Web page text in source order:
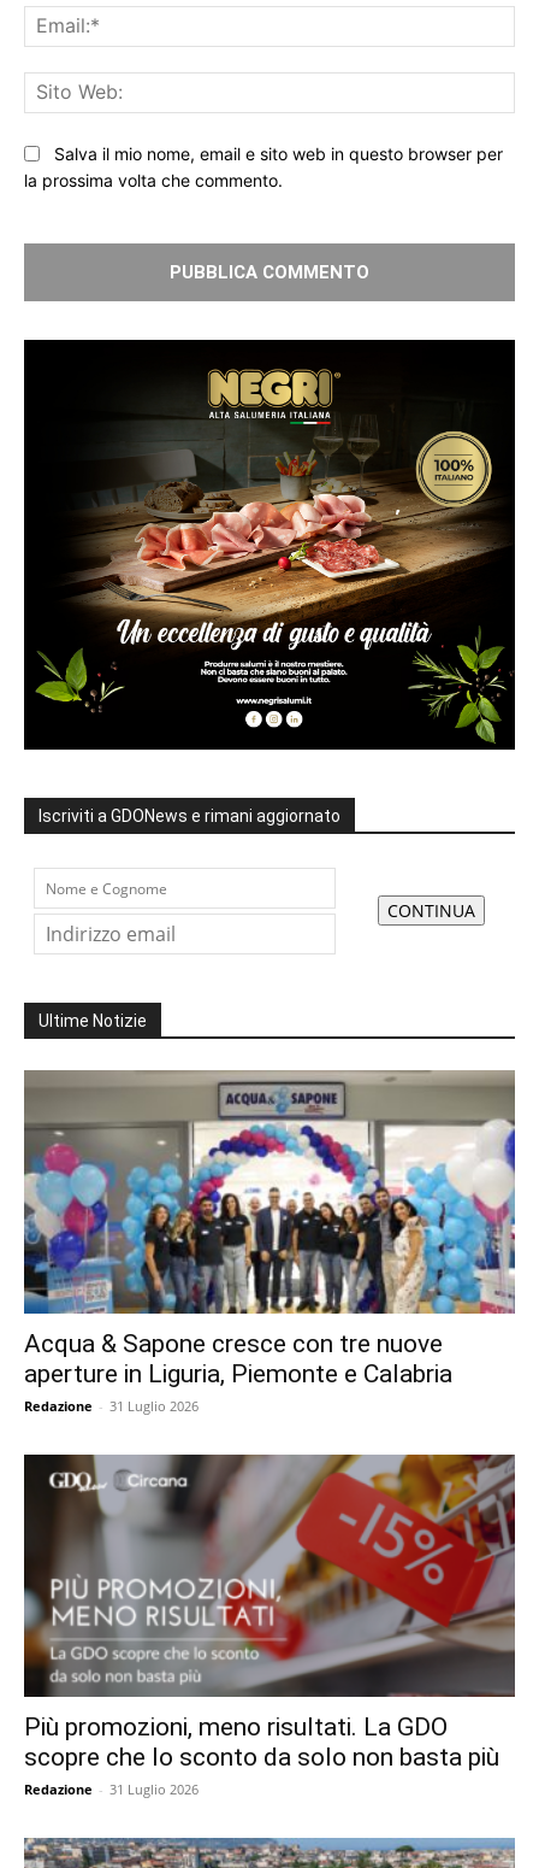
Salva il mio nome, email e sito web in questo browser per
la prossima volta che commento.
Iscriviti a GDONews e rimani aggiornato
Ultime Notizie
Acqua & Sapone cresce con tre nuove
aperture in Liguria, Piemonte e Calabria
Redazione - 31 Luglio 2026
Più promozioni, meno risultati. La GDO
scopre che lo sconto da solo non basta più
Redazione - 31 Luglio 2026